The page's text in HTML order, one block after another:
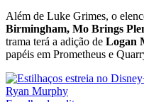
Além de Luke Grimes, o
Birmingham, Mo Brings
trama terá a adição de Logan
papéis em Prometheus e